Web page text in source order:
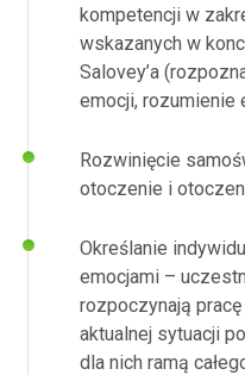
kompetencji w
wskazanych w
Salovey’a
emocji, rozumienie
Rozwinięcie
otoczenie i
Określanie
emocjami –
rozpoczynają
aktualnej sytuacji
dla nich ramą